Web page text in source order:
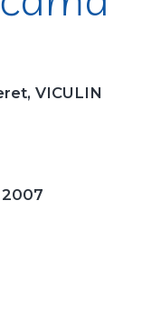
VICULIN
2007